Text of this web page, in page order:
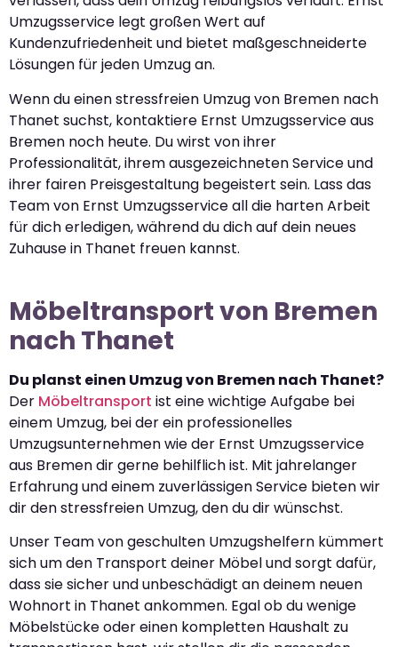
Umzugsservice legt großen Wert auf
Kundenzufriedenheit und bietet maßgeschneiderte
Lösungen für jeden Umzug an.
Wenn du einen stressfreien Umzug von Bremen nach
Thanet suchst, kontaktiere Ernst Umzugsservice aus
Bremen noch heute. Du wirst von ihrer
Professionalität, ihrem ausgezeichneten Service und
ihrer fairen Preisgestaltung begeistert sein. Lass das
Team von Ernst Umzugsservice all die harten Arbeit
für dich erledigen, während du dich auf dein neues
Zuhause in Thanet freuen kannst.
Möbeltransport von Bremen
nach Thanet
Du planst einen Umzug von Bremen nach Thanet?
Der Möbeltransport ist eine wichtige Aufgabe bei
einem Umzug, bei der ein professionelles
Umzugsunternehmen wie der Ernst Umzugsservice
aus Bremen dir gerne behilflich ist. Mit jahrelanger
Erfahrung und einem zuverlässigen Service bieten wir
dir den stressfreien Umzug, den du dir wünschst.
Unser Team von geschulten Umzugshelfern kümmert
sich um den Transport deiner Möbel und sorgt dafür,
dass sie sicher und unbeschädigt an deinem neuen
Wohnort in Thanet ankommen. Egal ob du wenige
Möbelstücke oder einen kompletten Haushalt zu